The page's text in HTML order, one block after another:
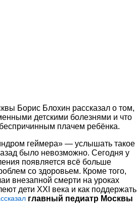
Борис Блохин рассказал о том,
детскими болезнями и что
плачем ребёнка.
геймера» — услышать такое
было невозможно. Сегодня у
появляется всё больше
со здоровьем. Кроме того,
внезапной смерти на уроках
дети XXI века и как поддержать
главный педиатр Москвы